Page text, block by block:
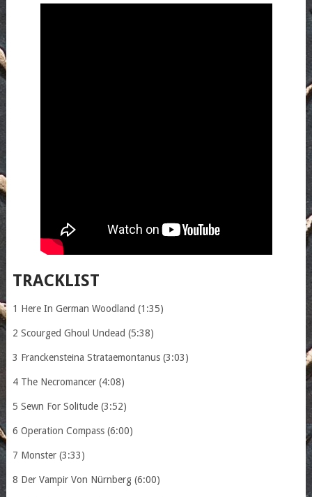
TRACKLIST
1 Here In German Woodland (1:35)
2 Scourged Ghoul Undead (5:38)
3 Franckensteina Strataemontanus (3:03)
4 The Necromancer (4:08)
5 Sewn For Solitude (3:52)
6 Operation Compass (6:00)
7 Monster (3:33)
8 Der Vampir Von Nürnberg (6:00)